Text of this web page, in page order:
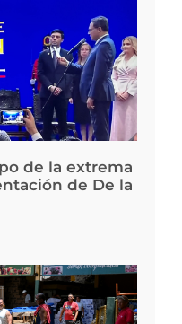
de la extrema
de De la